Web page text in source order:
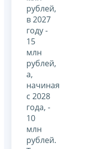
рублей,
в 2027
году -
15
млн
рублей,
а,
начиная
с 2028
года, -
10
млн
рублей.